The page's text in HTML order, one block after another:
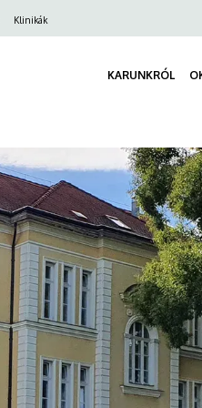
Klinikák
KARUNKRÓL